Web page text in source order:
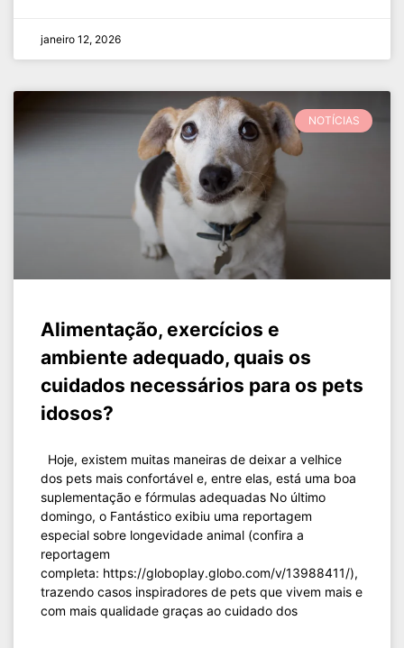
janeiro 12, 2026
NOTÍCIAS
Alimentação, exercícios e
ambiente adequado, quais os
cuidados necessários para os pets
idosos?
Hoje, existem muitas maneiras de deixar a velhice
dos pets mais confortável e, entre elas, está uma boa
suplementação e fórmulas adequadas No último
domingo, o Fantástico exibiu uma reportagem
especial sobre longevidade animal (confira a
reportagem
completa: https://globoplay.globo.com/v/13988411/),
trazendo casos inspiradores de pets que vivem mais e
com mais qualidade graças ao cuidado dos